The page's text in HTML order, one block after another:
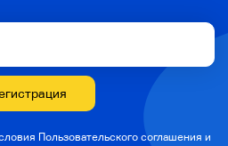
Пользовательского соглашения и